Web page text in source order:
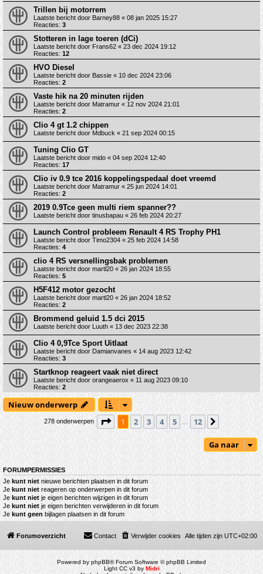
Trillen bij motorrem
Laatste bericht door Barney88 « 08 jan 2025 15:27
Reacties: 3
Stotteren in lage toeren (dCi)
Laatste bericht door Frans62 « 23 dec 2024 19:12
Reacties: 12
HVO Diesel
Laatste bericht door Bassie « 10 dec 2024 23:06
Reacties: 2
Vaste hik na 20 minuten rijden
Laatste bericht door Matramur « 12 nov 2024 21:01
Reacties: 2
Clio 4 gt 1.2 chippen
Laatste bericht door Mdbuck « 21 sep 2024 00:15
Tuning Clio GT
Laatste bericht door mido « 04 sep 2024 12:40
Reacties: 17
Clio iv 0.9 tce 2016 koppelingspedaal doet vreemd
Laatste bericht door Matramur « 25 jun 2024 14:01
Reacties: 2
2019 0.9Tce geen multi riem spanner??
Laatste bericht door tinusbapau « 26 feb 2024 20:27
Launch Control probleem Renault 4 RS Trophy PH1
Laatste bericht door Timo2304 « 25 feb 2024 14:58
Reacties: 4
clio 4 RS versnellingsbak problemen
Laatste bericht door martl20 « 26 jan 2024 18:55
Reacties: 5
H5F412 motor gezocht
Laatste bericht door martl20 « 26 jan 2024 18:52
Reacties: 2
Brommend geluid 1.5 dci 2015
Laatste bericht door Luuth « 13 dec 2023 22:38
Clio 4 0,9Tce Sport Uitlaat
Laatste bericht door Damianvanes « 14 aug 2023 12:42
Reacties: 3
Startknop reageert vaak niet direct
Laatste bericht door orangeaerox « 11 aug 2023 09:10
Reacties: 2
Nieuw onderwerp
278 onderwerpen Pagina van12
1 2 3 4 5 12
Ga naar
FORUMPERMISSIES
Je kunt niet nieuwe berichten plaatsen in dit forum
Je kunt niet reageren op onderwerpen in dit forum
Je kunt niet je eigen berichten wijzigen in dit forum
Je kunt niet je eigen berichten verwijderen in dit forum
Je kunt geen bijlagen plaatsen in dit forum
Forumoverzicht Alle tijden zijn UTC+02:00
Verwijder cookies
Contact
Powered by phpBB® Forum Software © phpBB Limited
Light CC v3 by Midri